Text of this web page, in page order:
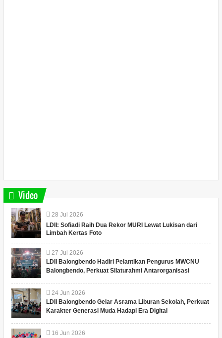
Video
28 Jul 2026
LDII: Sofiadi Raih Dua Rekor MURI Lewat Lukisan dari
Limbah Kertas Foto
27 Jul 2026
LDII Balongbendo Hadiri Pelantikan Pengurus MWCNU
Balongbendo, Perkuat Silaturahmi Antarorganisasi
24 Jun 2026
LDII Balongbendo Gelar Asrama Liburan Sekolah, Perkuat
Karakter Generasi Muda Hadapi Era Digital
16 Jun 2026